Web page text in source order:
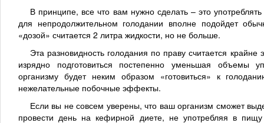
В принципе, все что вам нужно сделать – это
для непродолжительном голодании вполне подойдет
«дозой» считается 2 литра жидкости, но не больше.
Эта разновидность голодания по праву считается
изрядно подготовиться постепенно уменьшая объемы
организму будет неким образом «готовиться» к
нежелательные побочные эффекты.
Если вы не совсем уверены, что ваш организм сможет
провести день на кефирной диете, не употребляя в